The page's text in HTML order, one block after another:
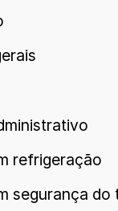
refrigeração
segurança do